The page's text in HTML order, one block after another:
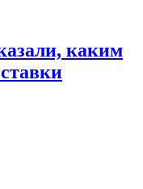
каким